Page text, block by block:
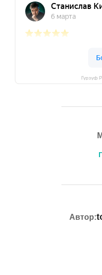
Гурзуф
Автор: